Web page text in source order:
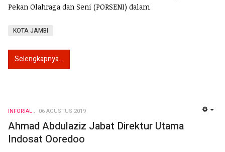
Pekan Olahraga dan Seni (PORSENI) dalam
KOTA JAMBI
Selengkapnya...
INFORIAL 06 AGUSTUS 2019
Ahmad Abdulaziz Jabat Direktur Utama
Indosat Ooredoo